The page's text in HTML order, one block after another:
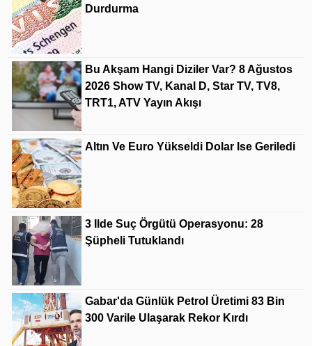
Durdurma
Bu Akşam Hangi Diziler Var? 8 Ağustos
2026 Show TV, Kanal D, Star TV, TV8,
TRT1, ATV Yayın Akışı
Altın Ve Euro Yükseldi Dolar Ise Geriledi
3 Ilde Suç Örgütü Operasyonu: 28
Şüpheli Tutuklandı
Gabar'da Günlük Petrol Üretimi 83 Bin
300 Varile Ulaşarak Rekor Kırdı